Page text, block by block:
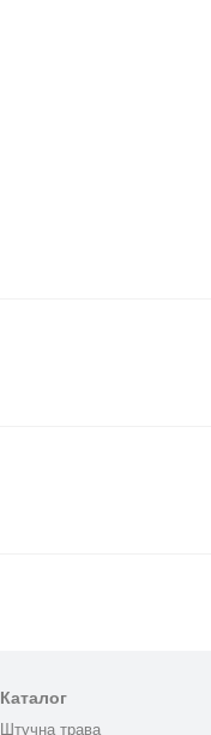
Каталог
Штучна трава